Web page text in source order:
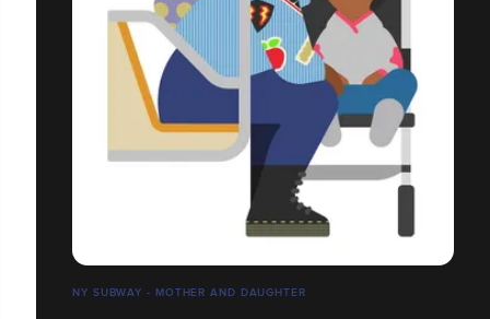
NY SUBWAY - MOTHER AND DAUGHTER